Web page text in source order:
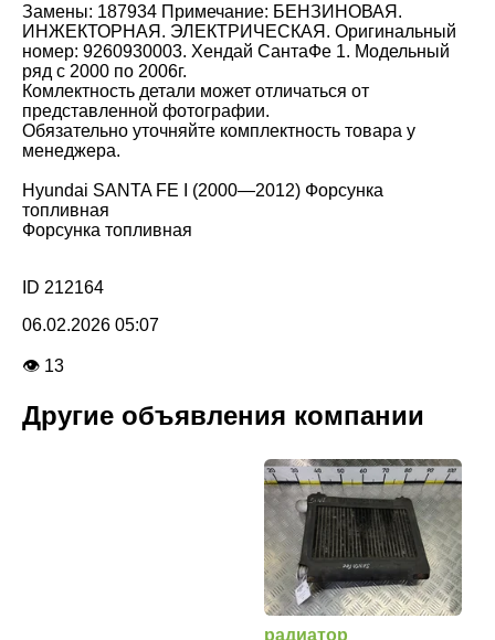
Замены: 187934 Примечание: БЕНЗИНОВАЯ.
ИНЖЕКТОРНАЯ. ЭЛЕКТРИЧЕСКАЯ. Оригинальный
номер: 9260930003. Хендай СантаФе 1. Модельный
ряд с 2000 по 2006г.
Комлектность детали может отличаться от
представленной фотографии.
Обязательно уточняйте комплектность товара у
менеджера.
Hyundai SANTA FE I (2000—2012) Форсунка
топливная
Форсунка топливная
ID 212164
06.02.2026 05:07
👁 13
Другие объявления компании
радиатор